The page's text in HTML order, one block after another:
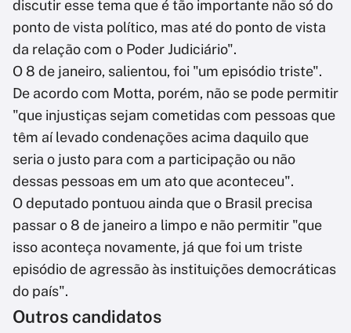
discutir esse tema que é tão importante não só do
ponto de vista político, mas até do ponto de vista
da relação com o Poder Judiciário".
O 8 de janeiro, salientou, foi "um episódio triste".
De acordo com Motta, porém, não se pode permitir
"que injustiças sejam cometidas com pessoas que
têm aí levado condenações acima daquilo que
seria o justo para com a participação ou não
dessas pessoas em um ato que aconteceu".
O deputado pontuou ainda que o Brasil precisa
passar o 8 de janeiro a limpo e não permitir "que
isso aconteça novamente, já que foi um triste
episódio de agressão às instituições democráticas
do país".
Outros candidatos